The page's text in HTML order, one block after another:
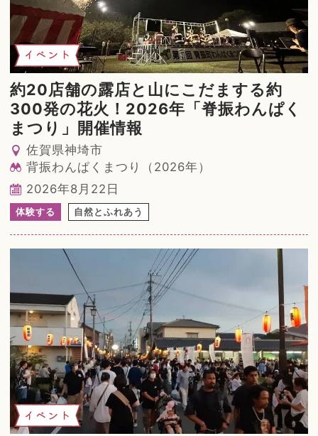
イベント
約20店舗の露店と山にこだまする約
300発の花火！2026年「脊振わんぱく
まつり」開催情報
佐賀県神埼市
背振わんぱくまつり（2026年）
2026年8月22日
体験する 自然とふれあう
イベント